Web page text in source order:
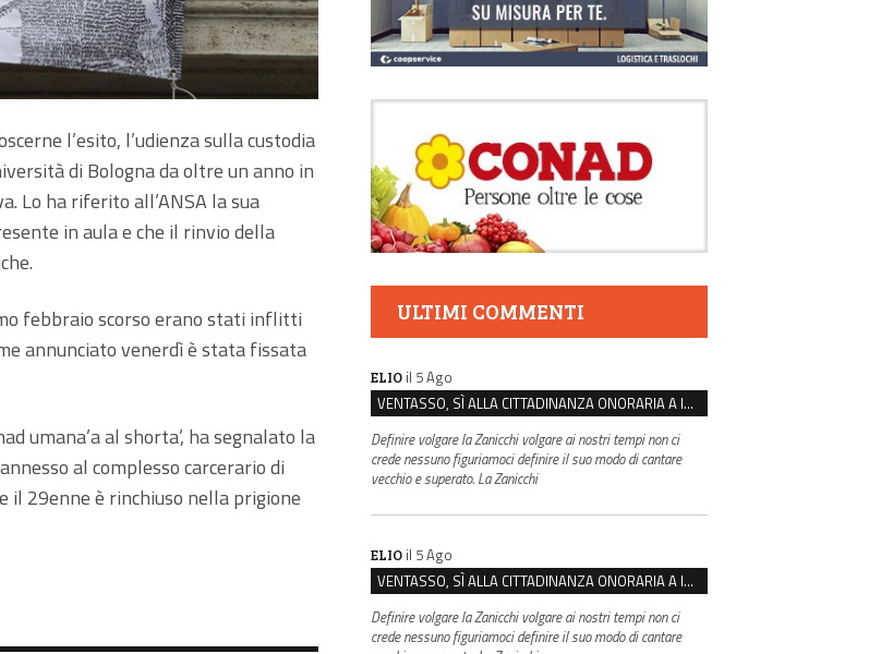
l’esito, l’udienza sulla custodia
di Bologna da oltre un anno in
Lo ha riferito all’ANSA la sua
in aula e che il rinvio della
febbraio scorso erano stati inflitti
annunciato venerdì è stata fissata
umana’a al shorta’, ha segnalato la
al complesso carcerario di
il 29enne è rinchiuso nella prigione
ULTIMI COMMENTI
ELIO il 5 Ago
VENTASSO, SÌ ALLA CITTADINANZA ONORARIA A IVA ZANICCHI. MA BARGIACCHI: “È DI PESSIMO GUSTO”
Definire volgare la Zanicchi volgare ai nostri tempi non ci
crede nessuno figuriamoci definire il suo modo di cantare
vecchio e superato. La Zanicchi
ELIO il 5 Ago
VENTASSO, SÌ ALLA CITTADINANZA ONORARIA A IVA ZANICCHI. MA BARGIACCHI: “È DI PESSIMO GUSTO”
Definire volgare la Zanicchi volgare ai nostri tempi non ci
crede nessuno figuriamoci definire il suo modo di cantare